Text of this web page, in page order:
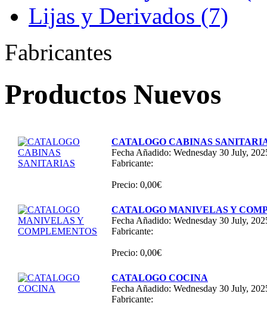
Lijas y Derivados (7)
Fabricantes
Productos Nuevos
CATALOGO CABINAS
Fecha Añadido: Wednesday 30 July,
Fabricante:
Precio: 0,00€
CATALOGO MANIVELAS Y
Fecha Añadido: Wednesday 30 July,
Fabricante:
Precio: 0,00€
CATALOGO COCINA
Fecha Añadido: Wednesday 30 July,
Fabricante: